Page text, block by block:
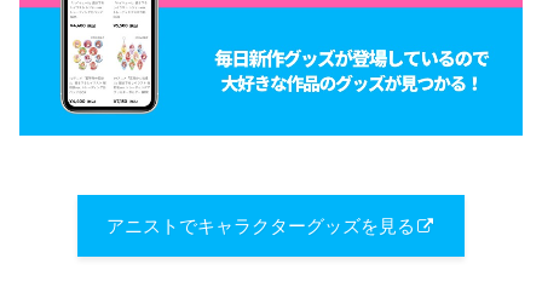
アニストでキャラクターグッズを見る